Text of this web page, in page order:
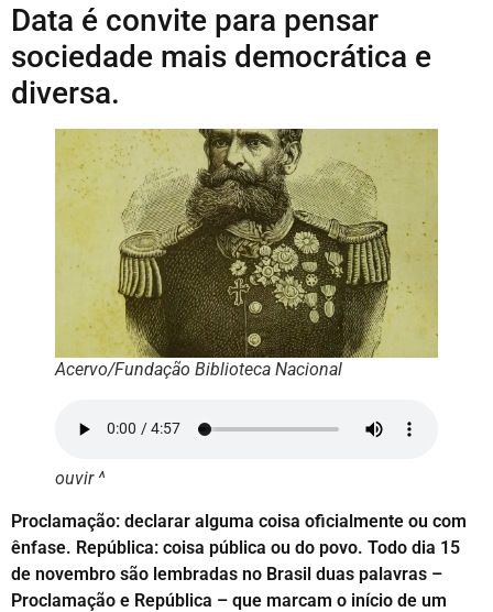
Data é convite para pensar
sociedade mais democrática e
diversa.
Acervo/Fundação Biblioteca Nacional
ouvir ^
Proclamação: declarar alguma coisa oficialmente ou com
ênfase. República: coisa pública ou do povo. Todo dia 15
de novembro são lembradas no Brasil duas palavras –
Proclamação e República – que marcam o início de um